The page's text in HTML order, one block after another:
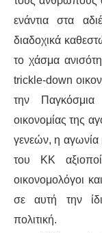
ενάντια στα
διαδοχικά
το χάσμα
trickle-down
την Παγκόσμια
οικονομίας της
γενεών, η αγωνία
του KK
οικονομολόγοι
σε αυτή την
πολιτική.